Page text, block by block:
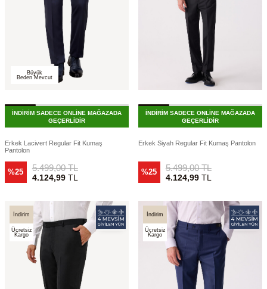
Büyük
Beden Mevcut
İNDİRİM SADECE ONLİNE MAĞAZADA
GEÇERLİDİR
Erkek Lacivert Regular Fit Kumaş
Pantolon
%25 5.499,00TL
4.124,99TL
İNDİRİM SADECE ONLİNE MAĞAZADA
GEÇERLİDİR
Erkek Siyah Regular Fit Kumaş Pantolon
%25 5.499,00TL
4.124,99TL
İndirim
Ücretsiz
Kargo
İndirim
Ücretsiz
Kargo